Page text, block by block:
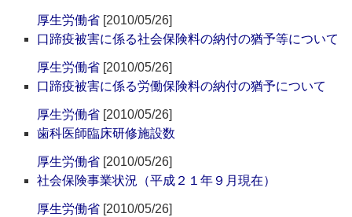
厚生労働省 [2010/05/26]
口蹄疫被害に係る社会保険料の納付の猶予等について
厚生労働省 [2010/05/26]
口蹄疫被害に係る労働保険料の納付の猶予について
厚生労働省 [2010/05/26]
歯科医師臨床研修施設数
厚生労働省 [2010/05/26]
社会保険事業状況（平成２１年９月現在）
厚生労働省 [2010/05/26]